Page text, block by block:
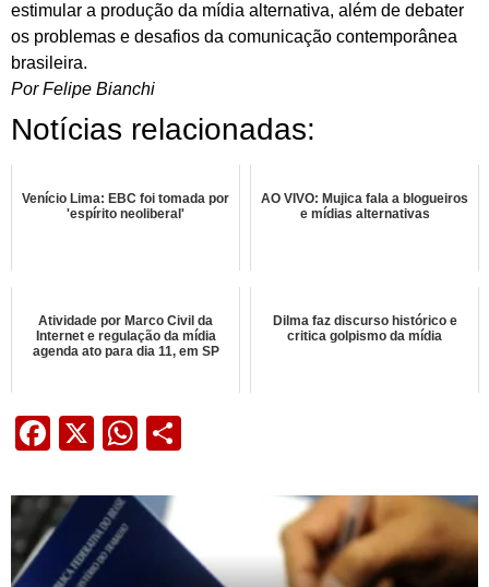
estimular a produção da mídia alternativa, além de debater
os problemas e desafios da comunicação contemporânea
brasileira.
Por Felipe Bianchi
Notícias relacionadas:
Venício Lima: EBC foi tomada por
'espírito neoliberal'
AO VIVO: Mujica fala a blogueiros
e mídias alternativas
Atividade por Marco Civil da
Internet e regulação da mídia
agenda ato para dia 11, em SP
Dilma faz discurso histórico e
critica golpismo da mídia
Facebook
X WhatsApp